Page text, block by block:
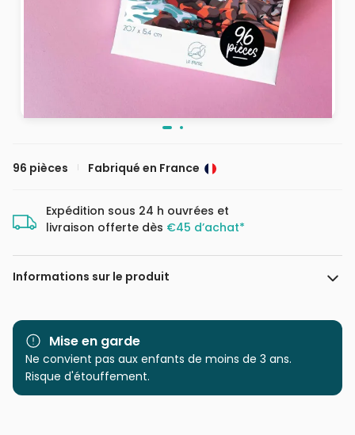
96 pièces Fabriqué en France
Expédition sous 24 h ouvrées et
livraison offerte dès €45 d’achat*
Informations sur le produit
Marque La Loutre
Catégorie Puzzles - Rétros et Nostalgie
Age
Mise en garde
Ne convient pas aux enfants de moins de 3 ans.
Risque d'étouffement.